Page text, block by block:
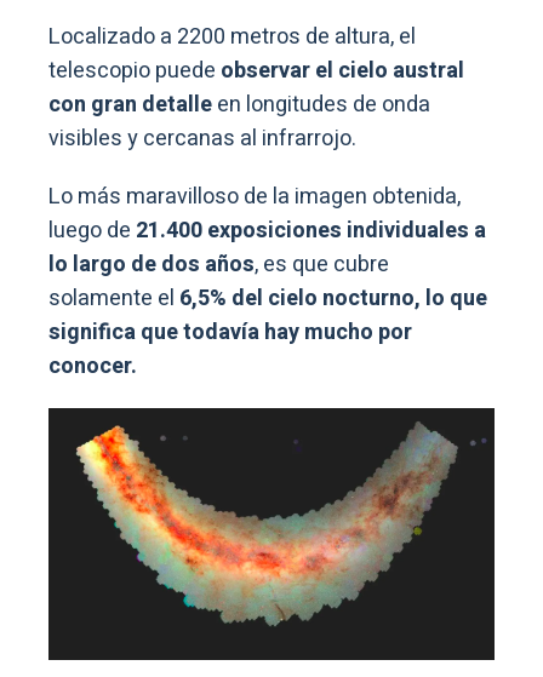
Localizado a 2200 metros de altura, el
telescopio puede observar el cielo austral
con gran detalleen longitudes de onda
visibles y cercanas al infrarrojo.
Lo más maravilloso de la imagen obtenida,
luego de 21.400 exposiciones individuales a
lo largo de dos años, es que cubre
solamente el 6,5% del cielo nocturno, lo que
significa que todavía hay mucho por
conocer.